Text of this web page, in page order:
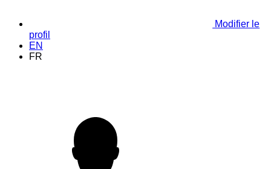
Modifier le
profil
EN
FR